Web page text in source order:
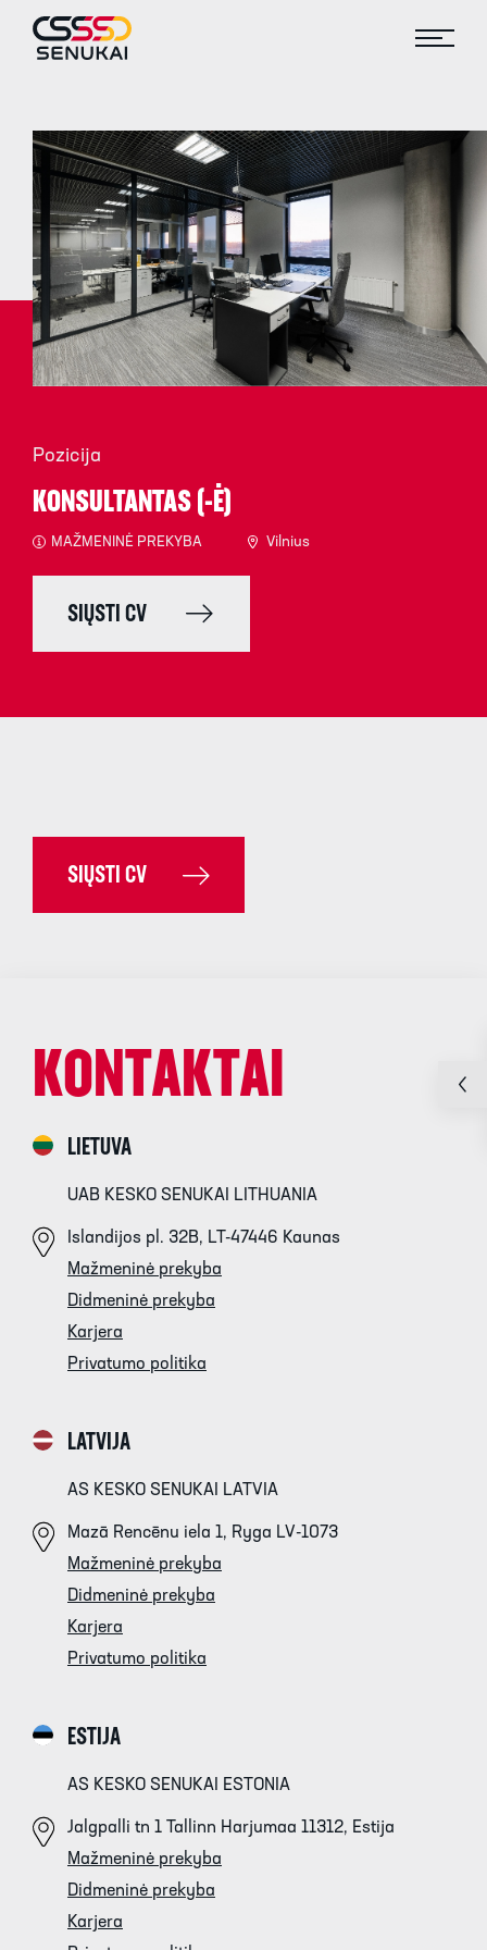
Pozicija
KONSULTANTAS (-Ė)
MAŽMENINĖ PREKYBA Vilnius
SIŲSTI CV
SIŲSTI CV
KONTAKTAI
LIETUVA
UAB KESKO SENUKAI LITHUANIA
Islandijos pl. 32B, LT-47446 Kaunas
Mažmeninė prekyba
Didmeninė prekyba
Karjera
Privatumo politika
LATVIJA
AS KESKO SENUKAI LATVIA
Mazā Rencēnu iela 1, Ryga LV-1073
Mažmeninė prekyba
Didmeninė prekyba
Karjera
Privatumo politika
ESTIJA
AS KESKO SENUKAI ESTONIA
Jalgpalli tn 1 Tallinn Harjumaa 11312, Estija
Mažmeninė prekyba
Didmeninė prekyba
Karjera